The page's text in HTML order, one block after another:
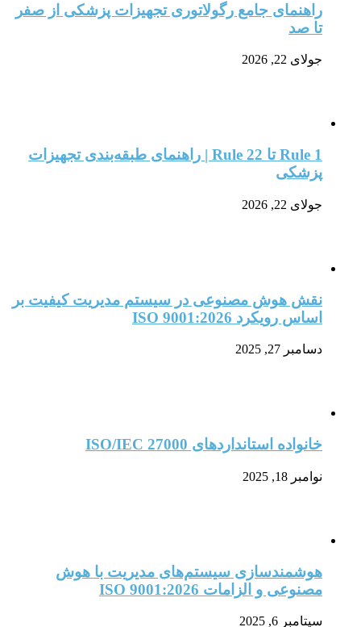
راهنمای جامع رگولاتوری تجهیزات پزشکی از صفر
تا صد
جولای 22, 2026
Rule 1 تا Rule 22 | راهنمای طبقه‌بندی تجهیزات
پزشکی
جولای 22, 2026
نقش هوش مصنوعی در سیستم مدیریت کیفیت بر
اساس رویکرد ISO 9001:2026
دسامبر 27, 2025
خانواده استانداردهای ISO/IEC 27000
نوامبر 18, 2025
هوشمندسازی سیستم‌های مدیریت با هوش
مصنوعی و الزامات ISO 9001:2026
سپتامبر 6, 2025